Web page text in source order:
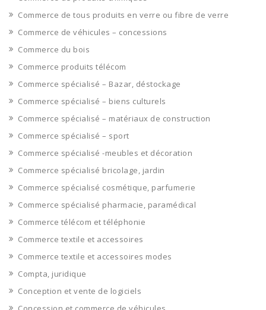
Commerce de tous produits en verre ou fibre de verre
Commerce de véhicules – concessions
Commerce du bois
Commerce produits télécom
Commerce spécialisé – Bazar, déstockage
Commerce spécialisé – biens culturels
Commerce spécialisé – matériaux de construction
Commerce spécialisé – sport
Commerce spécialisé -meubles et décoration
Commerce spécialisé bricolage, jardin
Commerce spécialisé cosmétique, parfumerie
Commerce spécialisé pharmacie, paramédical
Commerce télécom et téléphonie
Commerce textile et accessoires
Commerce textile et accessoires modes
Compta, juridique
Conception et vente de logiciels